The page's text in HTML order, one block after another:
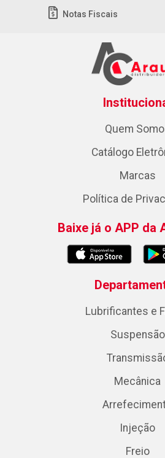
Notas Fiscais
Quem
Catálogo
Marcas
Política de
Baixe já o APP da
Lubrificantes e
Suspensão
Mecânica
Injeção
Freio